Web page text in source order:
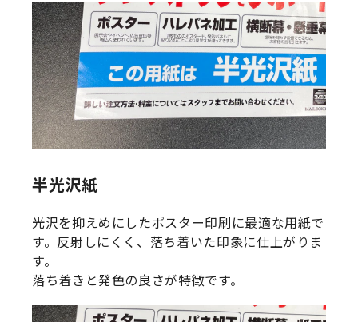
半光沢紙
光沢を抑えめにしたポスター印刷に最適な用紙で
す。反射しにくく、落ち着いた印象に仕上がりま
す。
落ち着きと発色の良さが特徴です。